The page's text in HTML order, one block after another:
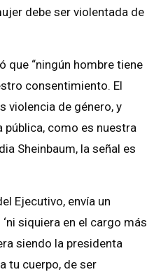
debe ser violentada de
que “ningún hombre tiene
consentimiento. El
violencia de género, y
pública, como es nuestra
Sheinbaum, la señal es
Ejecutivo, envía un
siquiera en el cargo más
siendo la presidenta
tu cuerpo, de ser